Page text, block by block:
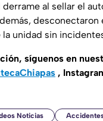
al sellar el
unidad sin
síguenos en
,
Noticias